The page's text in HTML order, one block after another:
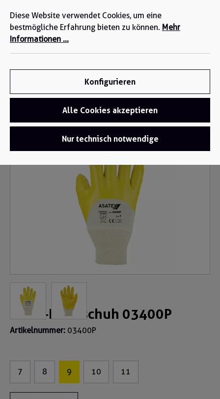
springen
Nitril-Handschuhe
Bildergalerie überspringen
Nitril-Handschuh 03400P
Artikelnummer: 03400P
7 8 9 10 11
Diese Website verwendet Cookies, um eine
bestmögliche Erfahrung bieten zu können. Mehr
Informationen ...
Konfigurieren
Alle Cookies akzeptieren
Nur technisch notwendige